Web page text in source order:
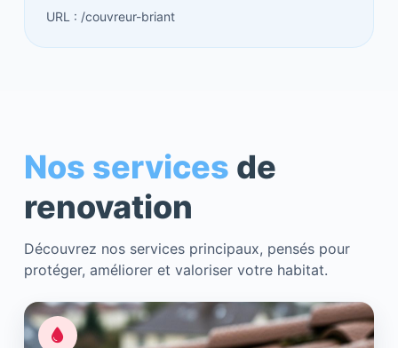
URL : /couvreur-briant
Nos services de
renovation
Découvrez nos services principaux, pensés pour
protéger, améliorer et valoriser votre habitat.